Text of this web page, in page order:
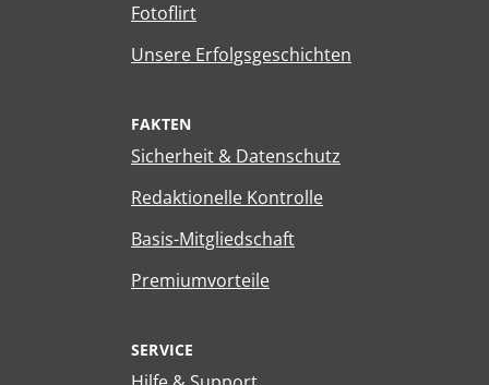
Fotoflirt
Unsere Erfolgsgeschichten
FAKTEN
Sicherheit & Datenschutz
Redaktionelle Kontrolle
Basis-Mitgliedschaft
Premiumvorteile
SERVICE